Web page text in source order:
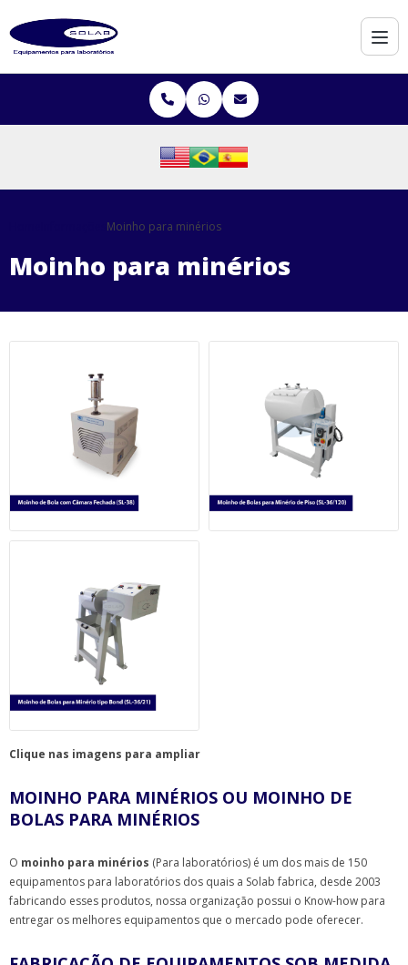
Moinho para minérios
Moinho para minérios
Clique nas imagens para ampliar
MOINHO PARA MINÉRIOS OU MOINHO DE
BOLAS PARA MINÉRIOS
O moinho para minérios (Para laboratórios) é um dos mais de 150
equipamentos para laboratórios dos quais a Solab fabrica, desde 2003
fabricando esses produtos, nossa organização possui o Know-how para
entregar os melhores equipamentos que o mercado pode oferecer.